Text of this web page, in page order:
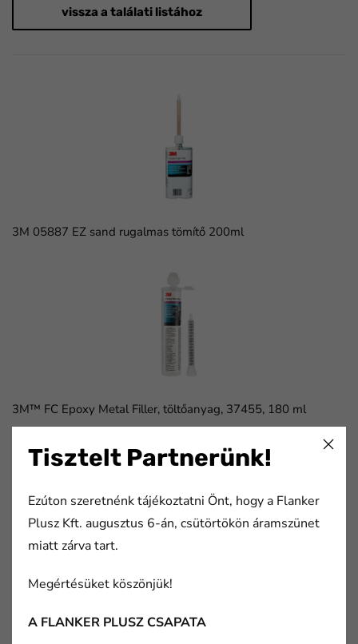
vissza a találati listához
3M 05887 EZ sand rugalmas tömítő 200ml
3M™ FC Epoxy Metal Filler, töltőanyag, 37455, 180 ml
3M™D-SUB kábelcsatlakozó, 8300-as széria, 8309-6009
Tisztelt Partnerünk!
Ezúton szeretnénk tájékoztatni Önt, hogy a Flanker
Plusz Kft. augusztus 6-án, csütörtökön áramszünet
miatt zárva tart.
Megértésüket köszönjük!
A FLANKER PLUSZ CSAPATA